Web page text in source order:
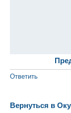
Ответить
Вернуться в